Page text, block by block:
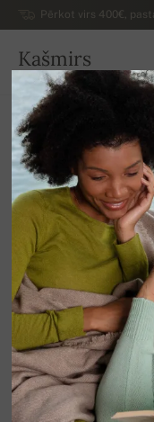
Pērkot virs 400€,
Kašmirs
LATVIJA
Uz mājām